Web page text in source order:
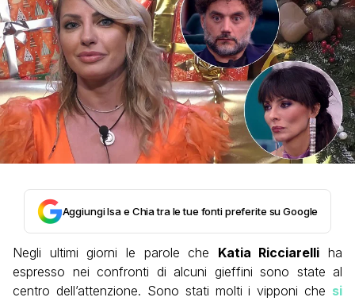
Aggiungi Isa e Chia tra le tue fonti preferite su Google
Negli ultimi giorni le parole che Katia Ricciarelli ha
espresso nei confronti di alcuni gieffini sono state al
centro dell’attenzione. Sono stati molti i vipponi che si